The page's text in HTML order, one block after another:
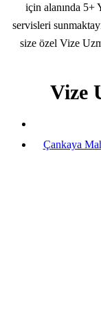
için alanında 5+
servisleri
size özel Vize
Vize
Çankaya